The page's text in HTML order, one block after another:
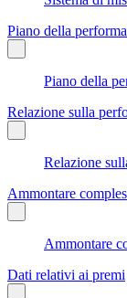
Piano della
Piano della
Relazione sulla
Relazione
Ammontare
Ammontare
Dati relativi ai premi